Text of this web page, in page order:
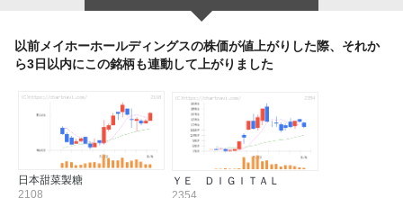
以前メイホーホールディングスの株価が値上がりした際、それか
ら3日以内にこの銘柄も連動して上がりました
日本甜菜製糖
2108
ＹＥ ＤＩＧＩＴＡＬ